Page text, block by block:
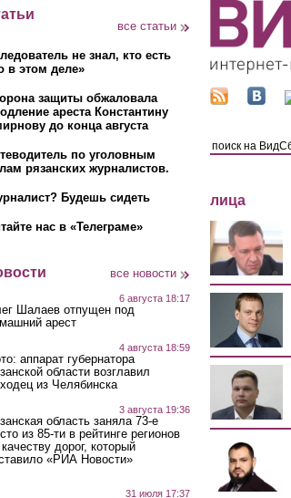
все статьи
не знал, кто есть
в этом деле»
защиты обжаловала
ареста Константину
до конца августа
по уголовным
рязанских журналистов.
Будешь сидеть
нас в «Телеграме»
все новости
6 августа 18:17
Шалаев отпущен под
арест
4 августа 18:59
аппарат губернатора
области возглавил
из Челябинска
3 августа 19:36
область заняла 73-е
из 85-ти в рейтинге регионов
дорог, который
«РИА Новости»
31 июля 17:37
лица